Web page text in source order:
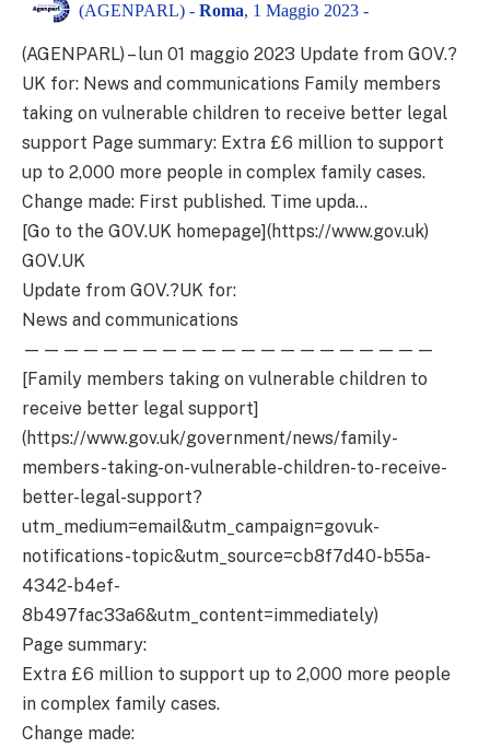
(AGENPARL) - Roma, 1 Maggio 2023 -
(AGENPARL) – lun 01 maggio 2023 Update from GOV.?
UK for: News and communications Family members
taking on vulnerable children to receive better legal
support Page summary: Extra £6 million to support
up to 2,000 more people in complex family cases.
Change made: First published. Time upda…
[Go to the GOV.UK homepage](https://www.gov.uk)
GOV.UK
Update from GOV.?UK for:
News and communications
—————————————————————
[Family members taking on vulnerable children to
receive better legal support]
(https://www.gov.uk/government/news/family-
members-taking-on-vulnerable-children-to-receive-
better-legal-support?
utm_medium=email&utm_campaign=govuk-
notifications-topic&utm_source=cb8f7d40-b55a-
4342-b4ef-
8b497fac33a6&utm_content=immediately)
Page summary:
Extra £6 million to support up to 2,000 more people
in complex family cases.
Change made: